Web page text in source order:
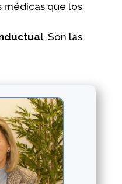
médicas que los
. Son las